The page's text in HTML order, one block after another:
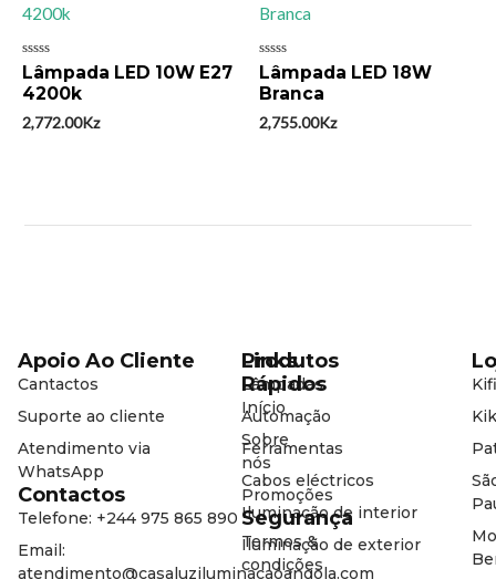
Avaliação
0
de
Lâmpada LED 10W E27
4200k
2,772.00Kz
Avaliação
0
de
Lâmpada LED 18W
Branca
2,755.00Kz
Produtos
Lâmpadas
Automação
Ferramentas
Cabos eléctricos
Iluminação de interior
Iluminação de exterior
Links
Rápidos
Início
Sobre
nós
Promoções
Segurança
Termos &
condições
Apoio Ao Cliente
Cantactos
Suporte ao cliente
Atendimento via
WhatsApp
Contactos
Telefone: +244 975 865 890
Email:
atendimento@casaluziluminacaoangola.com